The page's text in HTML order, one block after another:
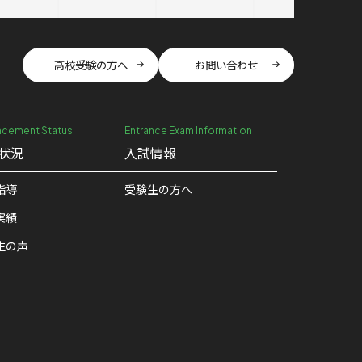
高校受験の方へ お問い合わせ
Status
況
導
績
の声
Entrance Exam Information
入試情報
受験生の方へ